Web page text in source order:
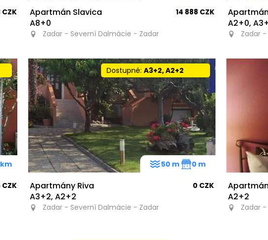
CZK
Apartmán Slavica
A8+0
14 888 CZK
Zadar - Severní Dalmácie - Zadar
A2+0,
Zadar -
CZK
Dostupné:A3+2, A2+2
Apartmány Riva
A3+2, A2+2
0 CZK
Zadar - Severní Dalmácie - Zadar
50 m 0 m
A2+2
Zadar -